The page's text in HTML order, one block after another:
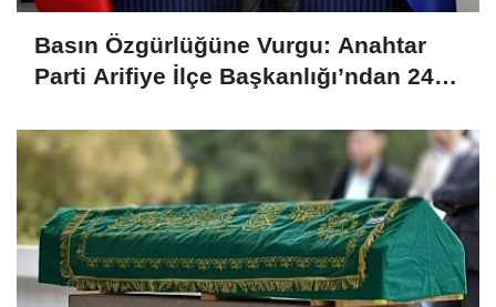
Basın Özgürlüğüne Vurgu: Anahtar
Parti Arifiye İlçe Başkanlığı’ndan 24